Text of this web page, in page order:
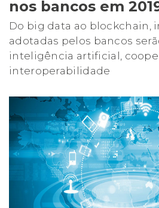
nos bancos em
Do big data ao blockchain,
adotadas pelos bancos
inteligência artificial,
interoperabilidade